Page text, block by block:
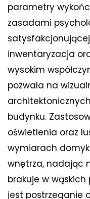
parametry
zasadami
inwentaryzacja
wysokim
pozwala na
budynku.
oświetlenia oraz
wymiarach
wnętrza, nadając
brakuje w wąskich
jest postrzeganie